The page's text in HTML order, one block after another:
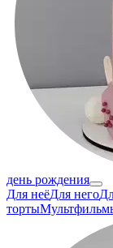
день рождения
Для неёДля него
торты